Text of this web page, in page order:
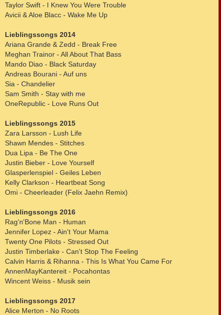
Taylor Swift - I Knew You Were Trouble
Avicii & Aloe Blacc - Wake Me Up
Lieblingssongs 2014
Ariana Grande & Zedd - Break Free
Meghan Trainor - All About That Bass
Mando Diao - Black Saturday
Andreas Bourani - Auf uns
Sia - Chandelier
Sam Smith - Stay with me
OneRepublic - Love Runs Out
Lieblingssongs 2015
Zara Larsson - Lush Life
Shawn Mendes - Stitches
Dua Lipa - Be The One
Justin Bieber - Love Yourself
Glasperlenspiel - Geiles Leben
Kelly Clarkson - Heartbeat Song
Omi - Cheerleader (Felix Jaehn Remix)
Lieblingssongs 2016
Rag'n'Bone Man - Human
Jennifer Lopez - Ain't Your Mama
Twenty One Pilots - Stressed Out
Justin Timberlake - Can't Stop The Feeling
Calvin Harris & Rihanna - This Is What You Came For
AnnenMayKantereit - Pocahontas
Wincent Weiss - Musik sein
Lieblingssongs 2017
Alice Merton - No Roots